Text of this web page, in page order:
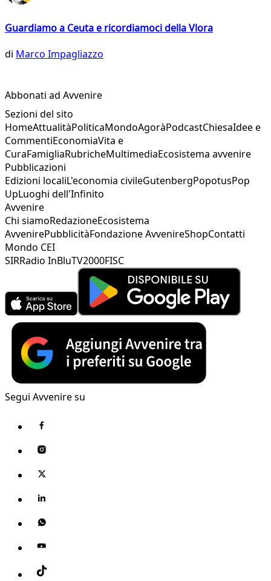
Guardiamo a Ceuta e ricordiamoci della Vlora
di Marco Impagliazzo
Abbonati ad Avvenire
Sezioni del sito
HomeAttualitàPoliticaMondoAgoràPodcastChiesaIdee e
CommentiEconomiaVita e
CuraFamigliaRubricheMultimediaEcosistema avvenire
Pubblicazioni
Edizioni localiL'economia civileGutenbergPopotusPop
UpLuoghi dell'Infinito
Avvenire
Chi siamoRedazioneEcosistema
AvvenirePubblicitàFondazione AvvenireShopContatti
Mondo CEI
SIRRadio InBluTV2000FISC
Segui Avvenire su